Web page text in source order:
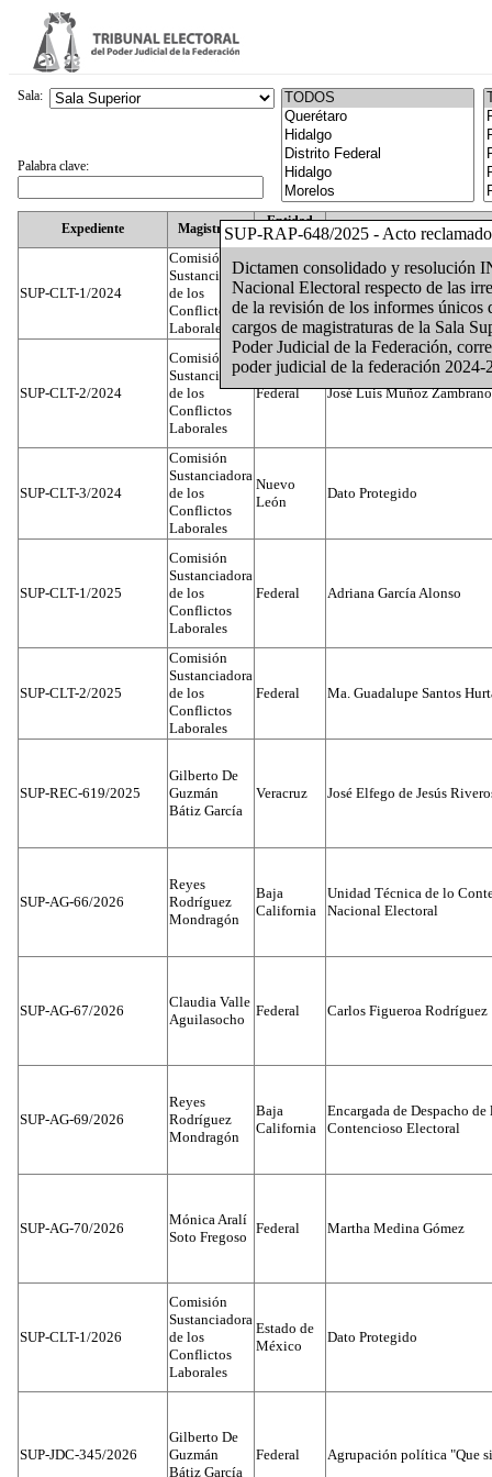
SUP-RAP-648/2025 - Acto reclamado
Dictamen consolidado y resolución
Nacional Electoral respecto de las
de la revisión de los informes únicos
cargos de magistraturas de la Sala
Poder Judicial de la Federación,
poder judicial de la federación 2024-
Expediente Magistrado
Entidad
Federativa
SUP-CLT-1/2024
Comisión
Sustanciadora
de los
Conflictos
Laborales
Federal Juan José Serrato Velasco
SUP-CLT-2/2024
Comisión
Sustanciadora
de los
Conflictos
Laborales
Federal José Luis Muñoz Zambrano
SUP-CLT-3/2024
Comisión
Sustanciadora
de los
Conflictos
Laborales
Nuevo
León
Dato Protegido
SUP-CLT-1/2025
Comisión
Sustanciadora
de los
Conflictos
Laborales
Federal Adriana García Alonso
SUP-CLT-2/2025
Comisión
Sustanciadora
de los
Conflictos
Laborales
Federal Ma. Guadalupe Santos
SUP-REC-619/2025
Gilberto De
Guzmán
Bátiz García
Veracruz José Elfego de Jesús
SUP-AG-66/2026
Reyes
Rodríguez
Mondragón
Baja
California
Unidad Técnica de lo
Nacional Electoral
SUP-AG-67/2026
Claudia Valle
Aguilasocho
Federal Carlos Figueroa Rodríguez
SUP-AG-69/2026
Reyes
Rodríguez
Mondragón
Baja
California
Encargada de Despacho
Contencioso Electoral
SUP-AG-70/2026
Mónica Aralí
Soto Fregoso
Federal Martha Medina Gómez
SUP-CLT-1/2026
Comisión
Sustanciadora
de los
Conflictos
Laborales
Estado de
México
Dato Protegido
SUP-JDC-345/2026
Gilberto De
Guzmán
Bátiz García
Federal Agrupación política "Que
Sala:
Palabra clave: